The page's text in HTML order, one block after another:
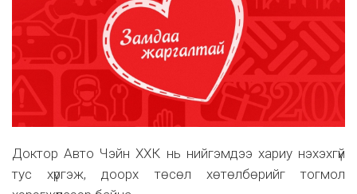
Доктор Авто Чэйн ХХК нь нийгэмдээ хариу нэхэхгүй
тус хүргэж, доорх төсөл хөтөлбөрийг тогмол